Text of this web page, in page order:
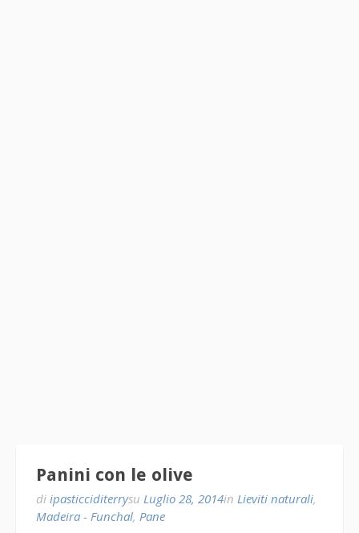
Panini con le olive
di ipasticciditerrysu Luglio 28, 2014in Lieviti naturali,
Madeira - Funchal, Pane